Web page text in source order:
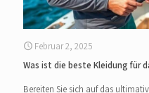
Februar 2, 2025
Was ist die beste Kleidung für
Bereiten Sie sich auf das